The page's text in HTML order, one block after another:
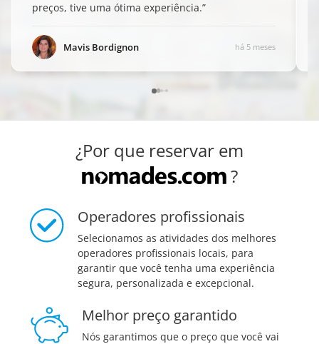
preços, tive uma ótima experiência.”
Mavis Bordignon há 5 meses
¿Por que reservar em
?
Operadores profissionais
Selecionamos as atividades dos melhores
operadores profissionais locais, para
garantir que você tenha uma experiência
segura, personalizada e excepcional.
Melhor preço garantido
Nós garantimos que o preço que você vai